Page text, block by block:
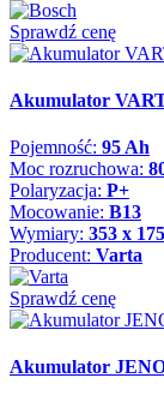
Sprawdź cenę
Akumulator
Pojemność: 95 Ah
Moc rozruchowa:
Polaryzacja: P+
Mocowanie: B13
Wymiary: 353 x
Producent: Varta
Sprawdź cenę
Akumulator